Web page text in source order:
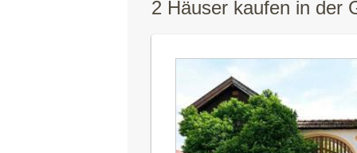
2 Häuser kaufen in der